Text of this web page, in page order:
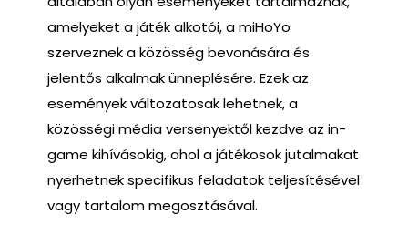
amelyeket a játék alkotói, a miHoYo
szerveznek a közösség bevonására és
jelentős alkalmak ünneplésére. Ezek az
események változatosak lehetnek, a
közösségi média versenyektől kezdve az in-
game kihívásokig, ahol a játékosok jutalmakat
nyerhetnek specifikus feladatok teljesítésével
vagy tartalom megosztásával.